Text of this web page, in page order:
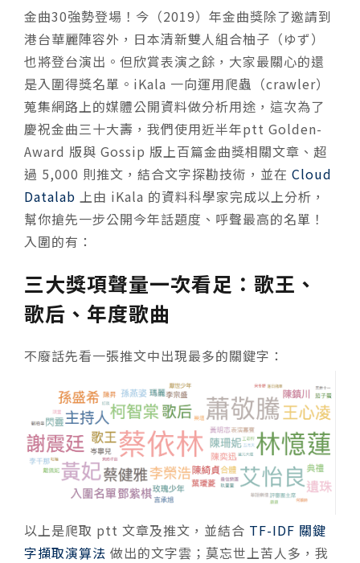
金曲30強勢登場！今（2019）年金曲獎除了邀請到
港台華麗陣容外，日本清新雙人組合柚子（ゆず）
也將登台演出。但欣賞表演之餘，大家最關心的還
是入圍得獎名單。iKala 一向運用爬蟲（crawler）
蒐集網路上的媒體公開資料做分析用途，這次為了
慶祝金曲三十大壽，我們使用近半年ptt Golden-
Award 版與 Gossip 版上百篇金曲獎相關文章、超
過 5,000 則推文，結合文字探勘技術，並在 Cloud
Datalab 上由 iKala 的資料科學家完成以上分析，
幫你搶先一步公開今年話題度、呼聲最高的名單！
入圍的有：
三大獎項聲量一次看足：歌王、
歌后、年度歌曲
不廢話先看一張推文中出現最多的關鍵字：
以上是爬取 ptt 文章及推文，並結合 TF-IDF 關鍵
字擷取演算法 做出的文字雲；莫忘世上苦人多，我